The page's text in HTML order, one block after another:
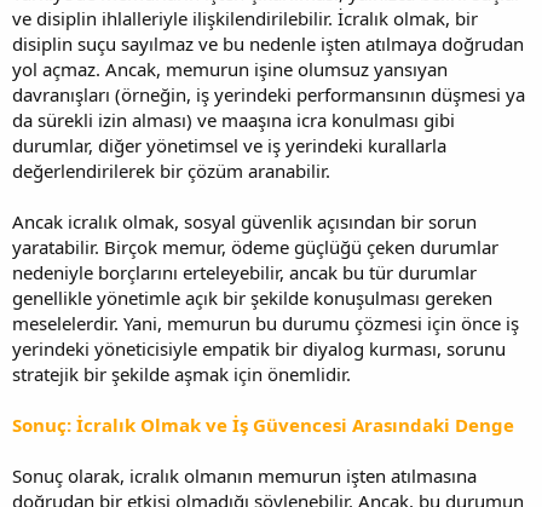
ve disiplin ihlalleriyle ilişkilendirilebilir. İcralık olmak, bir
disiplin suçu sayılmaz ve bu nedenle işten atılmaya doğrudan
yol açmaz. Ancak, memurun işine olumsuz yansıyan
davranışları (örneğin, iş yerindeki performansının düşmesi ya
da sürekli izin alması) ve maaşına icra konulması gibi
durumlar, diğer yönetimsel ve iş yerindeki kurallarla
değerlendirilerek bir çözüm aranabilir.
Ancak icralık olmak, sosyal güvenlik açısından bir sorun
yaratabilir. Birçok memur, ödeme güçlüğü çeken durumlar
nedeniyle borçlarını erteleyebilir, ancak bu tür durumlar
genellikle yönetimle açık bir şekilde konuşulması gereken
meselelerdir. Yani, memurun bu durumu çözmesi için önce iş
yerindeki yöneticisiyle empatik bir diyalog kurması, sorunu
stratejik bir şekilde aşmak için önemlidir.
Sonuç: İcralık Olmak ve İş Güvencesi Arasındaki Denge
Sonuç olarak, icralık olmanın memurun işten atılmasına
doğrudan bir etkisi olmadığı söylenebilir. Ancak, bu durumun